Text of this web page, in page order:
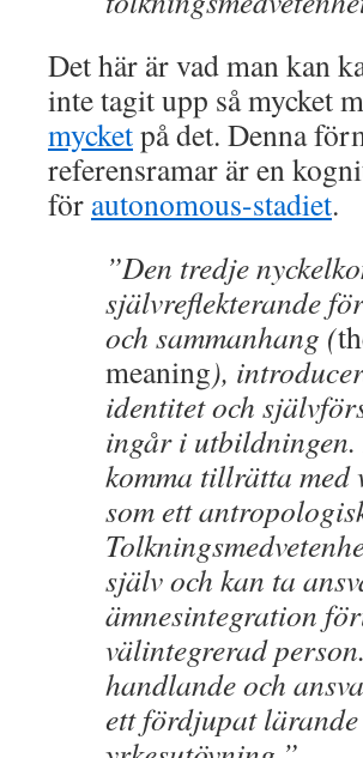
Det här är vad man kan
inte tagit upp så mycket
mycketpå det. Denna
referensramar är en
för autonomous-stadiet.
”Den tredje
självreflekterande
och sammanhang (
meaning),
identitet och
ingår i
komma tillrätta med
som ett
själv och kan ta
ämnesintegration
välintegrerad
handlande och
ett fördjupat